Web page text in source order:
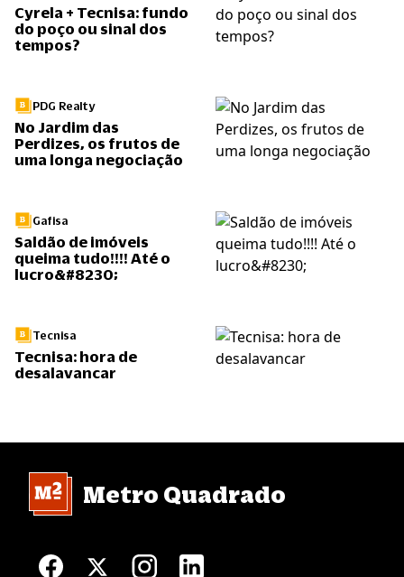
Cyrela + Tecnisa: fundo
do poço ou sinal dos
tempos?
PDG Realty
No Jardim das
Perdizes, os frutos de
uma longa negociação
Gafisa
Saldão de imóveis
queima tudo!!!! Até o
lucro&#8230;
Tecnisa
Tecnisa: hora de
desalavancar
Metro Quadrado